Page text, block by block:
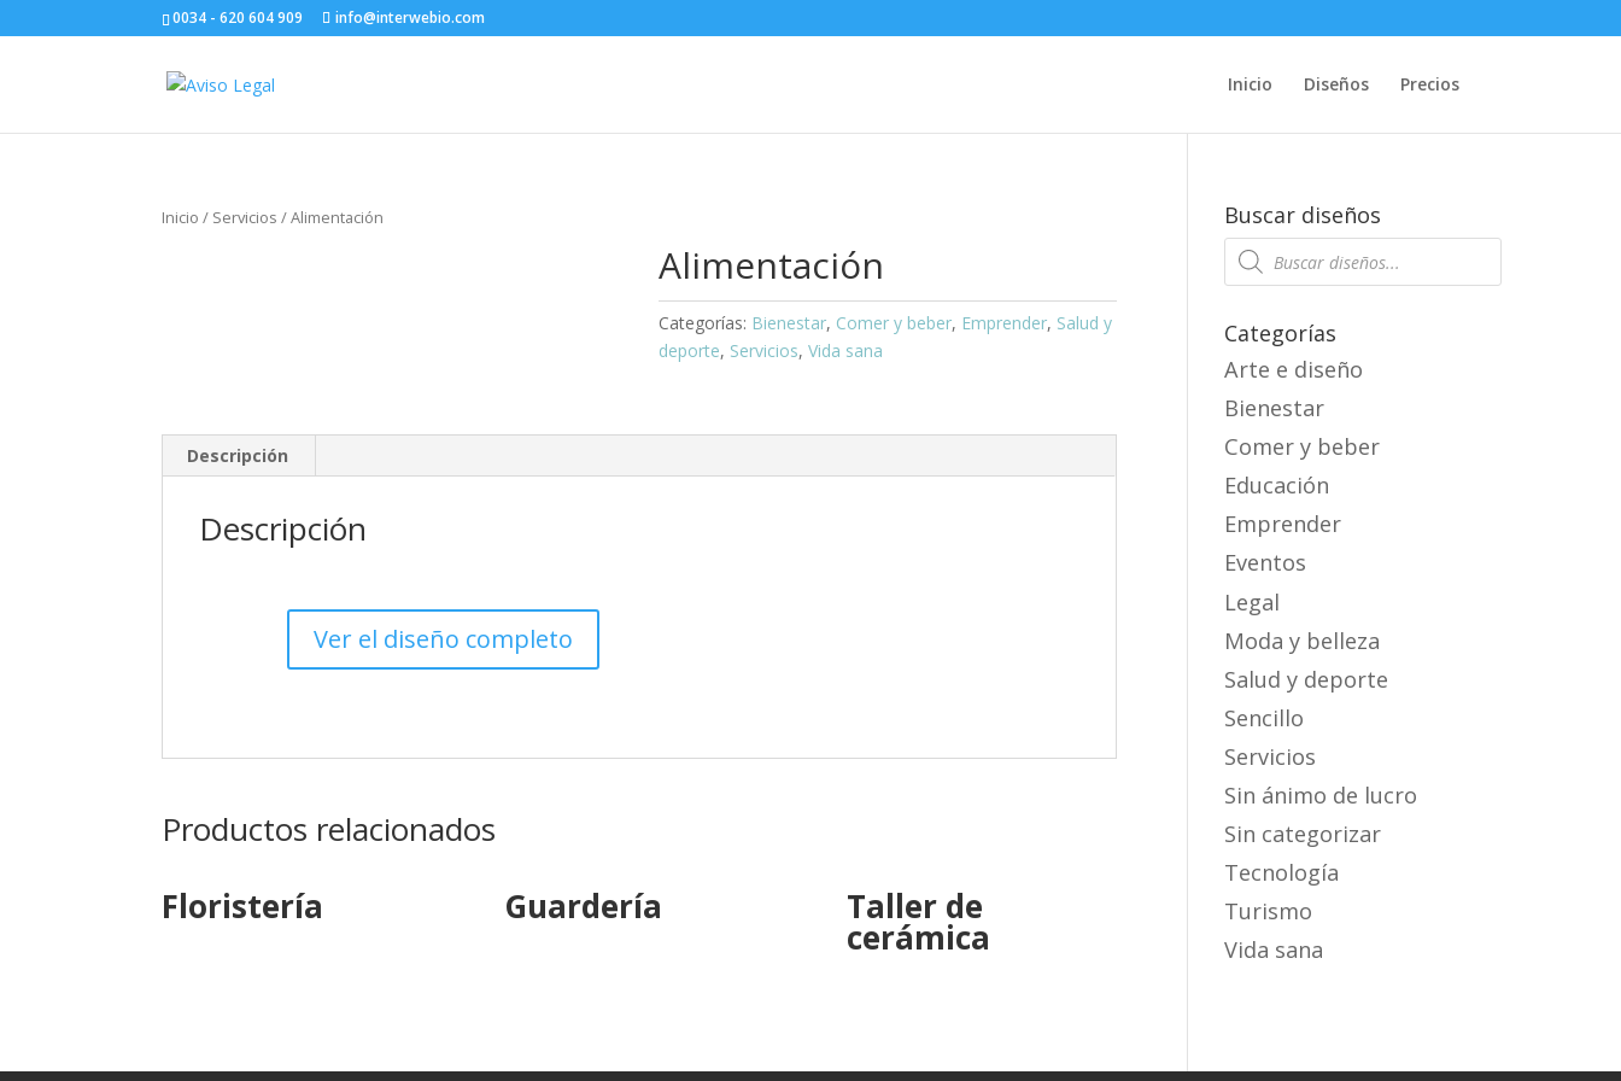
0034 - 620 604 909 info@interwebio.com
Inicio Diseños Precios
Inicio / Servicios / Alimentación
Alimentación
Categorías: Bienestar, Comer y beber, Emprender, Salud y
deporte, Servicios,Vida sana
Descripción
Descripción
Ver el diseño completo
Productos relacionados
Floristería
Guardería Taller de
cerámica
Buscar diseños
Products
search
Categorías
Arte e diseño
Bienestar
Comer y beber
Educación
Emprender
Eventos
Legal
Moda y belleza
Salud y deporte
Sencillo
Servicios
Sin ánimo de lucro
Sin categorizar
Tecnología
Turismo
Vida sana